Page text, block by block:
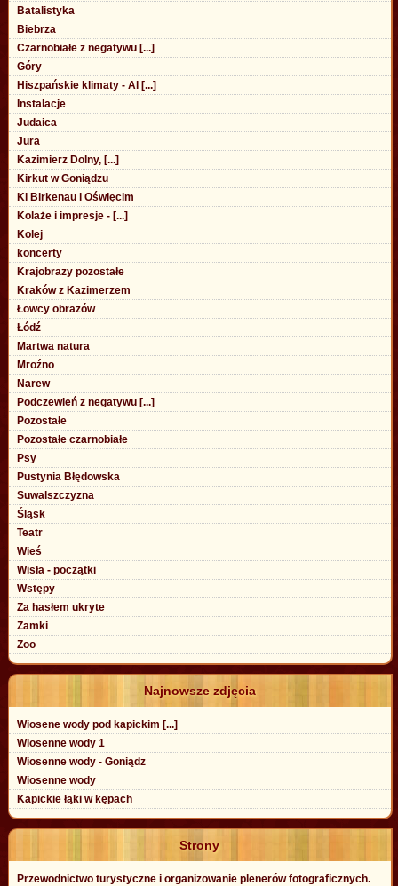
Batalistyka
Biebrza
Czarnobiałe z negatywu [...]
Góry
Hiszpańskie klimaty - Al [...]
Instalacje
Judaica
Jura
Kazimierz Dolny, [...]
Kirkut w Goniądzu
Kl Birkenau i Oświęcim
Kolaże i impresje - [...]
Kolej
koncerty
Krajobrazy pozostałe
Kraków z Kazimerzem
Łowcy obrazów
Łódź
Martwa natura
Mroźno
Narew
Podczewień z negatywu [...]
Pozostałe
Pozostałe czarnobiałe
Psy
Pustynia Błędowska
Suwalszczyzna
Śląsk
Teatr
Wieś
Wisła - początki
Wstępy
Za hasłem ukryte
Zamki
Zoo
Najnowsze zdjęcia
Wiosene wody pod kapickim [...]
Wiosenne wody 1
Wiosenne wody - Goniądz
Wiosenne wody
Kapickie łąki w kępach
Strony
Przewodnictwo turystyczne i organizowanie plenerów fotograficznych.